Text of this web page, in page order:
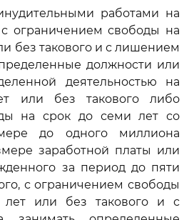
работами на
ограничением свободы на
без такового и с лишением
должности или
деятельностью на
или без такового либо
на срок до семи лет со
до одного миллиона
заработной платы или
за период до пяти
с ограничением свободы
или без такового и с